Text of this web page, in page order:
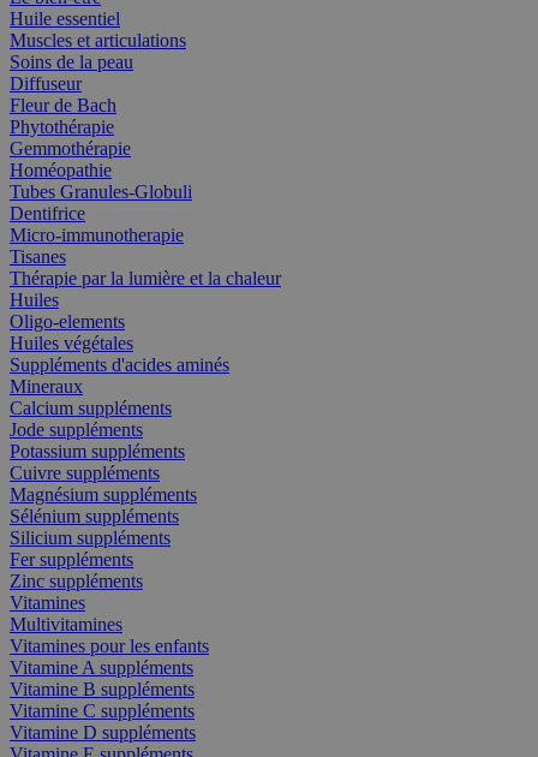
Huile essentiel
Muscles et articulations
Soins de la peau
Diffuseur
Fleur de Bach
Phytothérapie
Gemmothérapie
Homéopathie
Tubes Granules-Globuli
Dentifrice
Micro-immunotherapie
Tisanes
Thérapie par la lumière et la chaleur
Huiles
Oligo-elements
Huiles végétales
Suppléments d'acides aminés
Mineraux
Calcium suppléments
Jode suppléments
Potassium suppléments
Cuivre suppléments
Magnésium suppléments
Sélénium suppléments
Silicium suppléments
Fer suppléments
Zinc suppléments
Vitamines
Multivitamines
Vitamines pour les enfants
Vitamine A suppléments
Vitamine B suppléments
Vitamine C suppléments
Vitamine D suppléments